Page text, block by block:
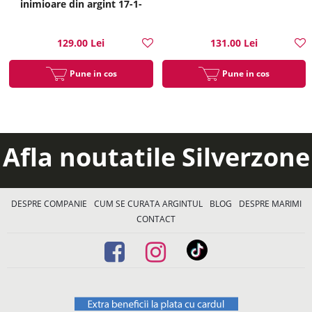
inimioare din argint 17-1-
129.00 Lei
Pune in cos
131.00 Lei
Pune in cos
Afla noutatile Silverzone
DESPRE COMPANIE CUM SE CURATA ARGINTUL BLOG
DESPRE MARIMI
CONTACT